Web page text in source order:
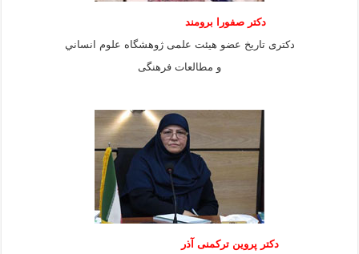
دكتر صفورا برومند
دكترى تاريخ عضو هيئت علمى ژوهشگاه علوم انساني
و مطالعات فرهنگى
دکتر پروین ترکمنی آذر